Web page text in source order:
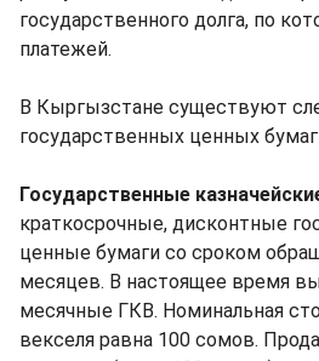
государственного долга, по
платежей.
В Кыргызстане существуют
государственных ценных
Государственные
краткосрочные, дисконтные
ценные бумаги со сроком
месяцев. В настоящее время
месячные ГКВ. Номинальная
векселя равна 100 сомов.